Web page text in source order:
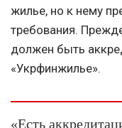
жилье, но к нему
требования.
должен быть
«Укрфинжилье».
«Есть